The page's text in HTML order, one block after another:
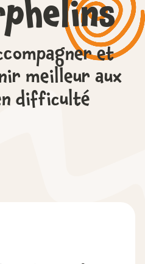
et
meilleur aux
difficulté